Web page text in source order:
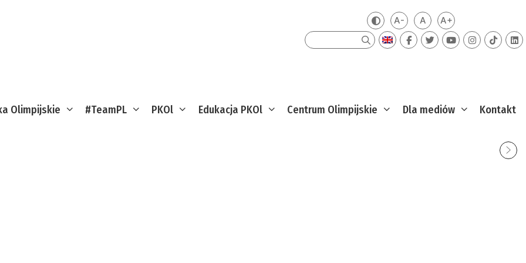
Zmień kontrast
A-Mniejsza czcionka
ADomyślna czcionka
A+Większa czcionka
Szukaj
Olimpijskie #TeamPL PKOl Edukacja PKOl Centrum Olimpijskie Dla mediów Kontakt
do Igrzysk XXXIV Olimpiady Los Angeles 2028